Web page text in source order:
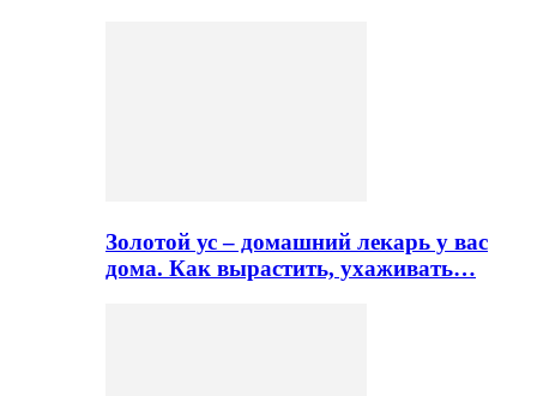
Золотой ус – домашний лекарь у вас
дома. Как вырастить, ухаживать…